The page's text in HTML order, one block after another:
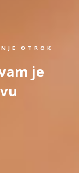
OTROK
je